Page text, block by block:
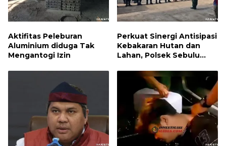
Aktifitas Peleburan
Aluminium diduga Tak
Mengantogi Izin
Perkuat Sinergi Antisipasi
Kebakaran Hutan dan
Lahan, Polsek Sebulu
Kesiapsiagaan Karhutla